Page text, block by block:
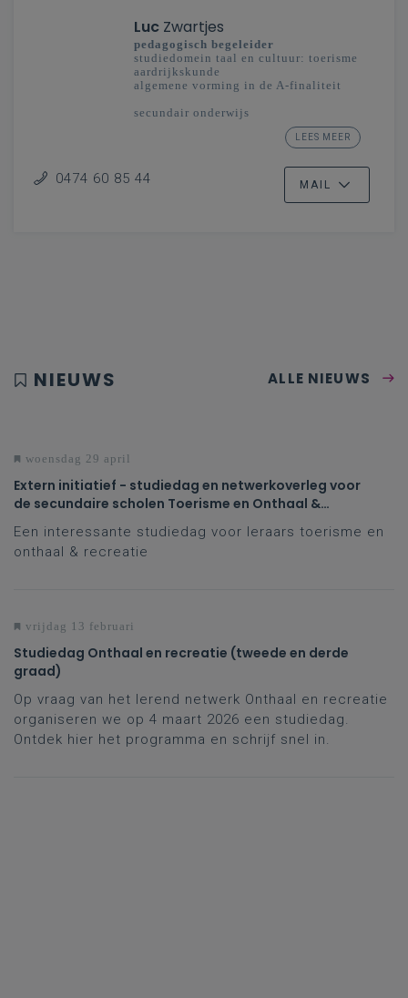
Luc Zwartjes
pedagogisch begeleider
studiedomein taal en cultuur: toerisme
aardrijkskunde
algemene vorming in de A-finaliteit
secundair onderwijs
Oost- en West-Vlaanderen -
LEES MEER
0474 60 85 44 MAIL
NIEUWS ALLE NIEUWS
woensdag 29 april
Extern initiatief - studiedag en netwerkoverleg voor
de secundaire scholen Toerisme en Onthaal &
Recreatie in Howest!
Een interessante studiedag voor leraars toerisme en
onthaal & recreatie
vrijdag 13 februari
Studiedag Onthaal en recreatie (tweede en derde
graad)
Op vraag van het lerend netwerk Onthaal en recreatie
organiseren we op 4 maart 2026 een studiedag.
Ontdek hier het programma en schrijf snel in.